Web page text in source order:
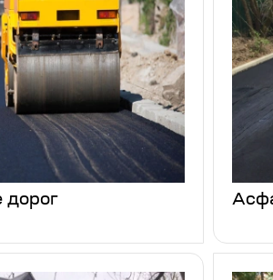
дорог